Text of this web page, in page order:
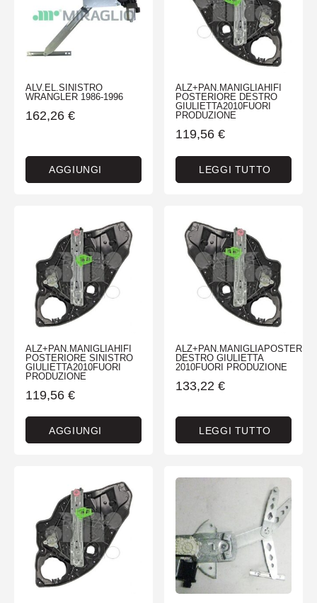
ALV.EL.SINISTRO
WRANGLER 1986-1996
162,26 €
AGGIUNGI
ALZ+PAN.MANIGLIAHIFI
POSTERIORE DESTRO
GIULIETTA2010FUORI
PRODUZIONE
119,56 €
LEGGI TUTTO
ALZ+PAN.MANIGLIAHIFI
POSTERIORE SINISTRO
GIULIETTA2010FUORI
PRODUZIONE
119,56 €
AGGIUNGI
DESTRO GIULIETTA
2010FUORI PRODUZIONE
133,22 €
LEGGI TUTTO